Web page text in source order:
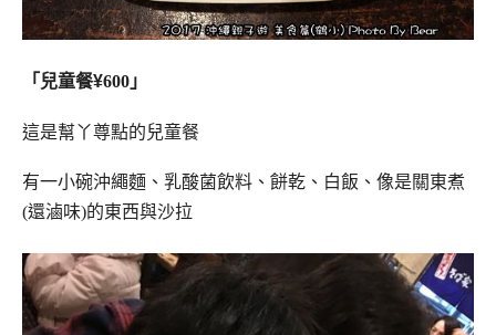
「兒童餐¥600」
這是幫丫尊點的兒童餐
有一小碗沖繩麵、乳酸菌飲料、餅乾、白飯、像是關東煮
(還滷味)的東西與沙拉